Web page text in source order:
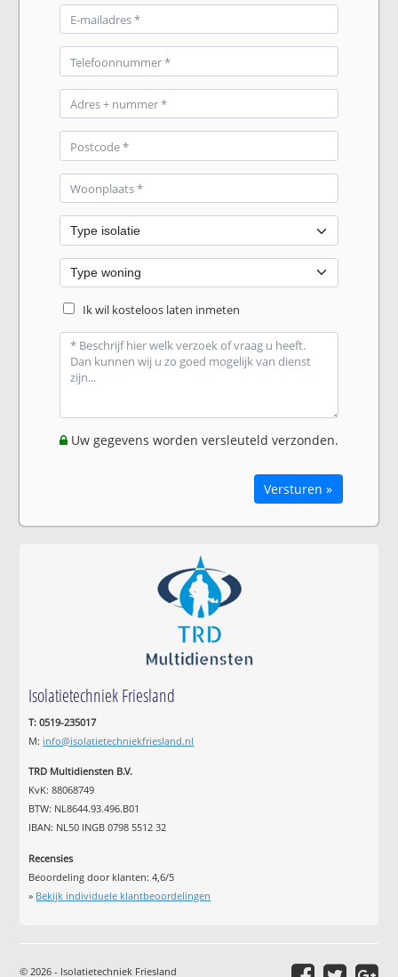
Ik wil kosteloos laten inmeten
Uw gegevens worden versleuteld verzonden.
Versturen »
Isolatietechniek Friesland
T: 0519-235017
M: info@isolatietechniekfriesland.nl
TRD Multidiensten B.V.
KvK: 88068749
BTW: NL8644.93.496.B01
IBAN: NL50 INGB 0798 5512 32
Recensies
Beoordeling door klanten:4,6/5
» Bekijk individuele klantbeoordelingen
© 2026 - Isolatietechniek Friesland